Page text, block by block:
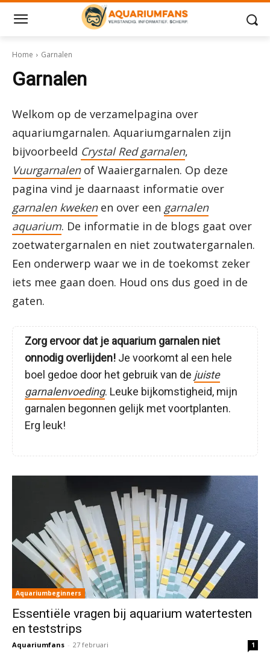
Home Garnalen
Garnalen
Welkom op de verzamelpagina over
aquariumgarnalen. Aquariumgarnalen zijn
bijvoorbeeld Crystal Red garnalen,
Vuurgarnalenof Waaiergarnalen. Op deze
pagina vind je daarnaast informatie over
garnalen kwekenen over een garnalen
aquarium. De informatie in de blogs gaat over
zoetwatergarnalen en niet zoutwatergarnalen.
Een onderwerp waar we in de toekomst zeker
iets mee gaan doen. Houd ons dus goed in de
gaten.
Zorg ervoor dat je aquarium garnalen niet
onnodig overlijden! Je voorkomt al een hele
boel gedoe door het gebruik van de juiste
garnalenvoeding. Leuke bijkomstigheid, mijn
garnalen begonnen gelijk met voortplanten.
Erg leuk!
Aquariumbeginners
Essentiële vragen bij aquarium watertesten
en teststrips
Aquariumfans - 27 februari 1